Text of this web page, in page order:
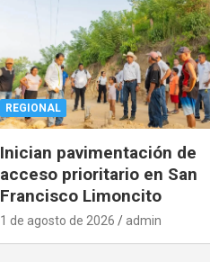
REGIONAL
Inician pavimentación de
acceso prioritario en San
Francisco Limoncito
1 de agosto de 2026 admin